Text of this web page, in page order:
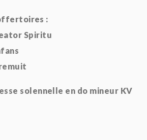
:
Spiritu
solennelle en do mineur KV